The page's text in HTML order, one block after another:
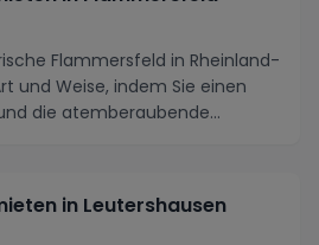
Flammersfeld in Rheinland-
und Weise, indem Sie einen
die atemberaubende
in Leutershausen